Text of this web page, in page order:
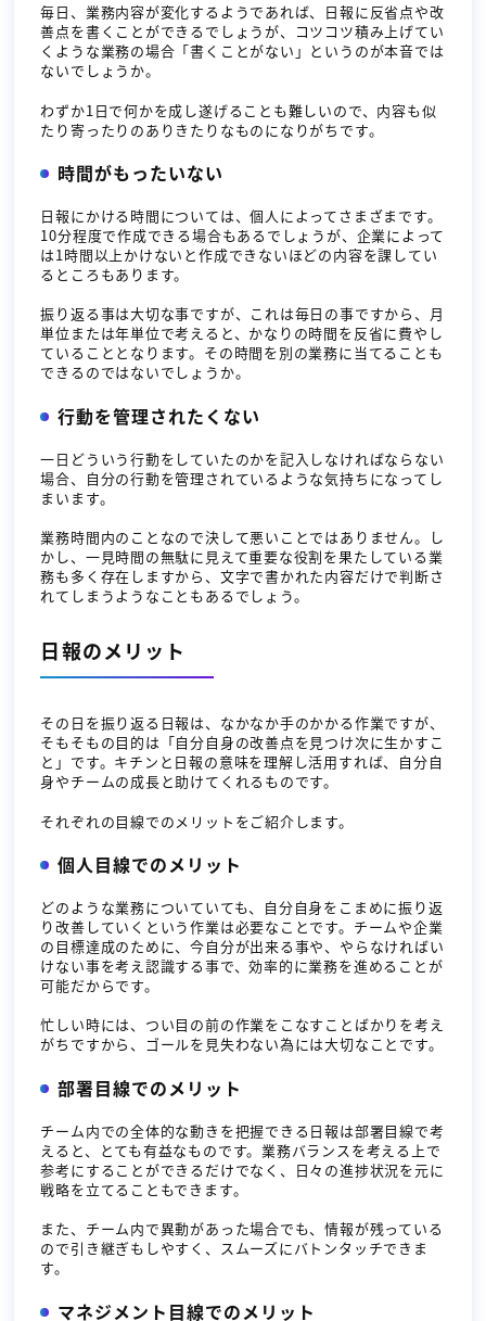
毎日、業務内容が変化するようであれば、日報に反省点や改
善点を書くことができるでしょうが、コツコツ積み上げてい
くような業務の場合「書くことがない」というのが本音では
ないでしょうか。
わずか1日で何かを成し遂げることも難しいので、内容も似
たり寄ったりのありきたりなものになりがちです。
時間がもったいない
日報にかける時間については、個人によってさまざまです。
10分程度で作成できる場合もあるでしょうが、企業によって
は1時間以上かけないと作成できないほどの内容を課してい
るところもあります。
振り返る事は大切な事ですが、これは毎日の事ですから、月
単位または年単位で考えると、かなりの時間を反省に費やし
ていることとなります。その時間を別の業務に当てることも
できるのではないでしょうか。
行動を管理されたくない
一日どういう行動をしていたのかを記入しなければならない
場合、自分の行動を管理されているような気持ちになってし
まいます。
業務時間内のことなので決して悪いことではありません。し
かし、一見時間の無駄に見えて重要な役割を果たしている業
務も多く存在しますから、文字で書かれた内容だけで判断さ
れてしまうようなこともあるでしょう。
日報のメリット
その日を振り返る日報は、なかなか手のかかる作業ですが、
そもそもの目的は「自分自身の改善点を見つけ次に生かすこ
と」です。キチンと日報の意味を理解し活用すれば、自分自
身やチームの成長と助けてくれるものです。
それぞれの目線でのメリットをご紹介します。
個人目線でのメリット
どのような業務についていても、自分自身をこまめに振り返
り改善していくという作業は必要なことです。チームや企業
の目標達成のために、今自分が出来る事や、やらなければい
けない事を考え認識する事で、効率的に業務を進めることが
可能だからです。
忙しい時には、つい目の前の作業をこなすことばかりを考え
がちですから、ゴールを見失わない為には大切なことです。
部署目線でのメリット
チーム内での全体的な動きを把握できる日報は部署目線で考
えると、とても有益なものです。業務バランスを考える上で
参考にすることができるだけでなく、日々の進捗状況を元に
戦略を立てることもできます。
また、チーム内で異動があった場合でも、情報が残っている
ので引き継ぎもしやすく、スムーズにバトンタッチできま
す。
マネジメント目線でのメリット